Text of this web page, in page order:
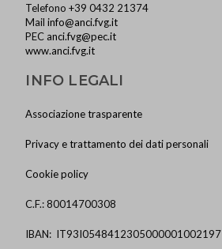
Telefono +39 0432 21374
Mailinfo@anci.fvg.it
PEC anci.fvg@pec.it
www.anci.fvg.it
INFO LEGALI
Associazione trasparente
Privacy e trattamento dei dati personali
Cookie policy
C.F.: 80014700308
IBAN: IT93I0548412305000001002197